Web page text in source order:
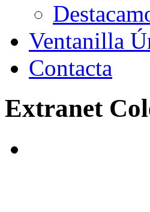
Ventanilla
Contacta
Extranet